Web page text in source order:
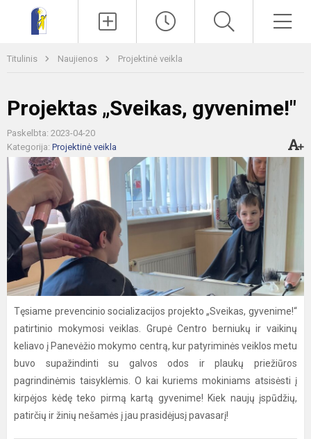
Titulinis Naujienos Projektinė veikla
Projektas „Sveikas, gyvenime!"
Paskelbta: 2023-04-20
Kategorija: Projektinė veikla
Tęsiame prevencinio socializacijos projekto „Sveikas, gyvenime!“
patirtinio mokymosi veiklas. Grupė Centro berniukų ir vaikinų
keliavo į Panevėžio mokymo centrą, kur patyriminės veiklos metu
buvo supažindinti su galvos odos ir plaukų priežiūros
pagrindinėmis taisyklėmis. O kai kuriems mokiniams atsisėsti į
kirpėjos kėdę teko pirmą kartą gyvenime! Kiek naujų įspūdžių,
patirčių ir žinių nešamės į jau prasidėjusį pavasarį!